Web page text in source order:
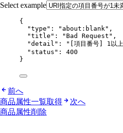
Select example
{
"type" : " about:blank " ,
"title" : " Bad Request " ,
"detail" : " [項目番号] 1以
"status" : 400
}
前へ
商品属性一覧取得
次へ
商品属性削除